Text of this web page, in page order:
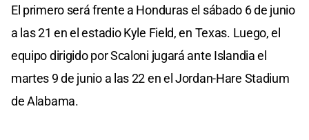
El primero será frente a Honduras el sábado 6 de junio
a las 21 en el estadio Kyle Field, en Texas. Luego, el
equipo dirigido por Scaloni jugará ante Islandia el
martes 9 de junio a las 22 en el Jordan-Hare Stadium
de Alabama.